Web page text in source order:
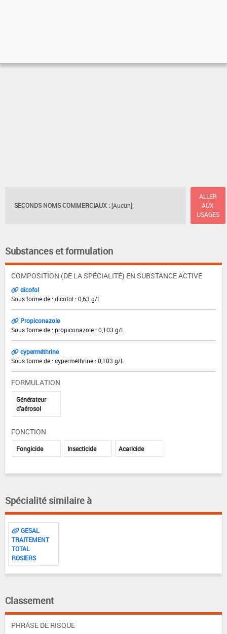
SECONDS NOMS COMMERCIAUX : [Aucun]
ALLER
AUX
USAGES
Substances et formulation
COMPOSITION (DE LA SPÉCIALITÉ) EN SUBSTANCE ACTIVE
dicofol
Sous forme de : dicofol : 0,63 g/L
Propiconazole
Sous forme de : propiconazole : 0,103 g/L
cyperméthrine
Sous forme de : cyperméthrine : 0,103 g/L
FORMULATION
Générateur
d'aérosol
FONCTION
Fongicide Insecticide Acaricide
Spécialité similaire à
GESAL
TRAITEMENT
TOTAL
ROSIERS
Classement
PHRASE DE RISQUE